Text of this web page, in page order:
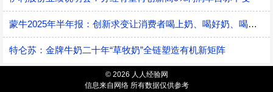
蒙牛2025年半年报：创新求变让消费者喝上奶、喝好奶、喝对奶
特仑苏：金牌牛奶二十年“草牧奶”全链塑造有机新矩阵
© 2026 人人经验网
信息来自网络 所有数据仅供参考